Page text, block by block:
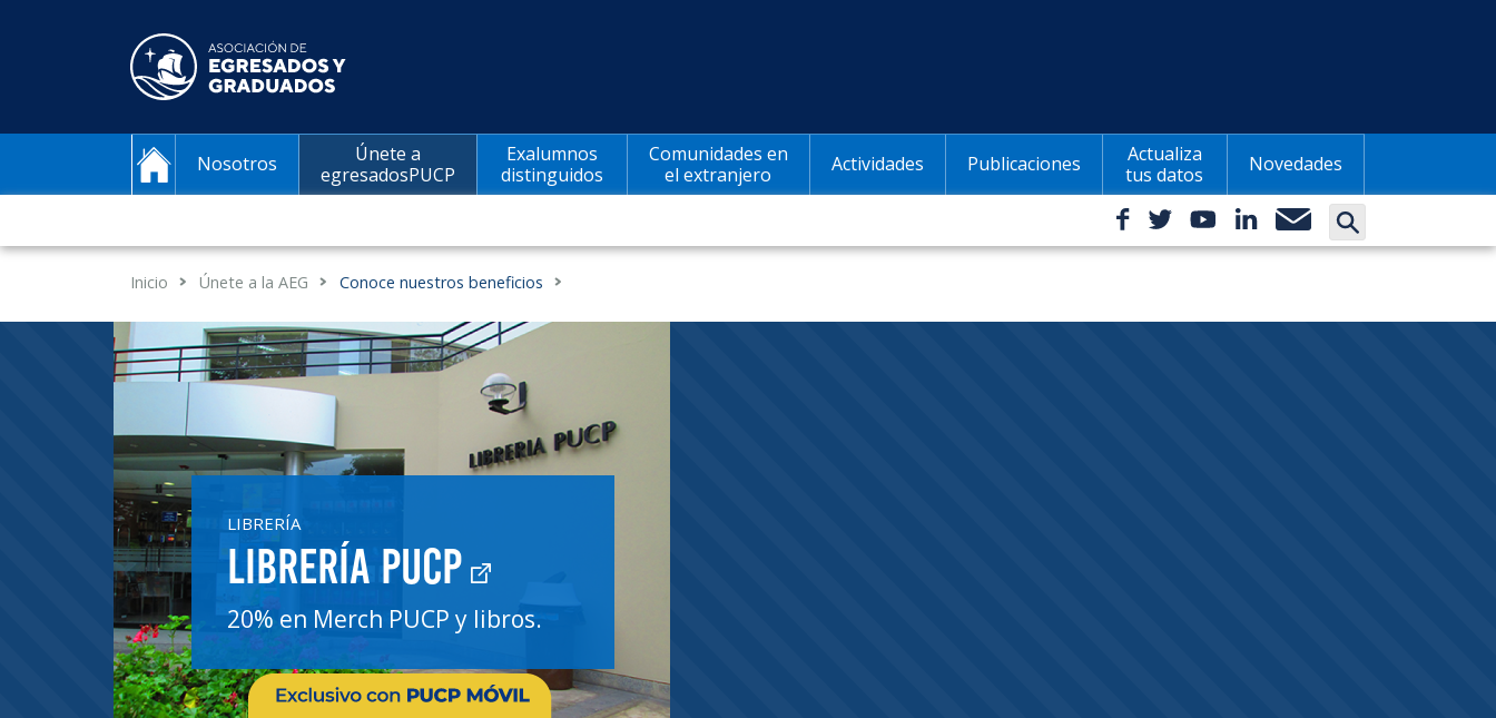
Nosotros
Únete a
egresadosPUCP
Exalumnos
distinguidos
Comunidades en
el extranjero
Actividades Publicaciones
Actualiza
tus datos
Novedades
Inicio Únete a la AEG Conoce nuestros beneficios
LIBRERÍA
LIBRERÍA PUCP
20% en Merch PUCP y libros.